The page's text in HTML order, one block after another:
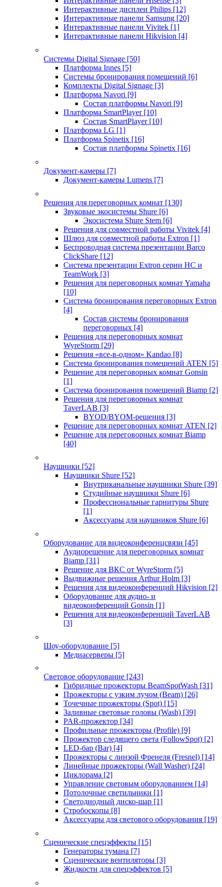
Интерактивные дисплеи Philips [12]
Интерактивные панели Samsung [20]
Интерактивные панели Vivitek [1]
Интерактивные панели Hikvision [4]
Системы Digital Signage [50]
Платформа Innes [5]
Системы бронирования помещений [6]
Комплекты Digital Signage [3]
Платформа Navori [9]
Состав платформы Navori [9]
Платформа SmartPlayer [10]
Состав SmartPlayer [10]
Платформа LG [1]
Платформа Spinetix [16]
Состав платформы Spinetix [16]
Документ-камеры [7]
Документ-камеры Lumens [7]
Решения для переговорных комнат [130]
Звуковые экосистемы Shure [6]
Экосистема Shure Stem [6]
Решения для совместной работы Vivitek [4]
Шлюз для совместной работы Extron [1]
Беспроводная система презентации Barco
ClickShare [12]
Система презентации Extron серии HC и
TeamWork [3]
Решения для переговорных комнат Yamaha
[10]
Система бронирования переговорных Extron
[4]
Состав системы бронирования
переговорных [4]
Решения для переговорных комнат
WyreStorm [29]
Решения «все-в-одном» Kandao [8]
Система бронирования помещений ATEN [5]
Решение для переговорных комнат Gonsin
[1]
Система бронирования помещений Biamp [2]
Решения для переговорных комнат
TaverLAB [3]
BYOD/BYOM-решения [3]
Решение для переговорных комнат ATEN [2]
Решение для переговорных комнат Biamp
[40]
Наушники [52]
Наушники Shure [52]
Внутриканальные наушники Shure [39]
Студийные наушники Shure [6]
Профессиональные гарнитуры Shure
[1]
Аксессуары для наушников Shure [6]
Оборудование для видеоконференцсвязи [45]
Аудиорешение для переговорных комнат
Biamp [31]
Решение для ВКС от WyreStorm [5]
Выдвижные решения Arthur Holm [3]
Решения для видеоконференций Hikvision [2]
Оборудование для аудио- и
видеоконференций Gonsin [1]
Решения для видеоконференций TaverLAB
[3]
Шоу-оборудование [5]
Медиасерверы [5]
Световое оборудование [243]
Гибридные прожекторы BeamSpotWash [31]
Прожекторы с узким лучом (Beam) [26]
Точечные прожекторы (Spot) [15]
Заливные световые головы (Wash) [39]
PAR-прожектор [34]
Профильные прожекторы (Profile) [9]
Прожектор следящего света (FollowSpot) [2]
LED-бар (Bar) [4]
Прожекторы с линзой Френеля (Fresnel) [14]
Линейные прожекторы (Wall Washer) [24]
Циклорама [2]
Управление световым оборудованием [14]
Потолочные светильники [1]
Светодиодный диско-шар [1]
Стробоскопы [8]
Аксессуары для светового оборудования [19]
Сценические спецэффекты [15]
Генераторы тумана [7]
Сценические вентиляторы [3]
Жидкости для спецэффектов [5]